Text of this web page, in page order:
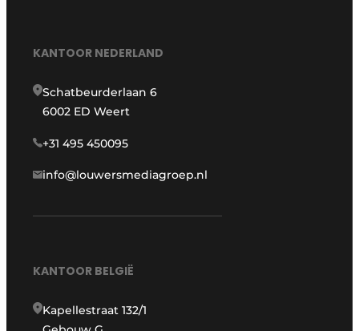
KANTOOR NEDERLAND
Schatbeurderlaan 6
6002 ED Weert
+31 495 450095
info@louwersmediagroep.nl
KANTOOR BELGIË
Kapellestraat 132/1